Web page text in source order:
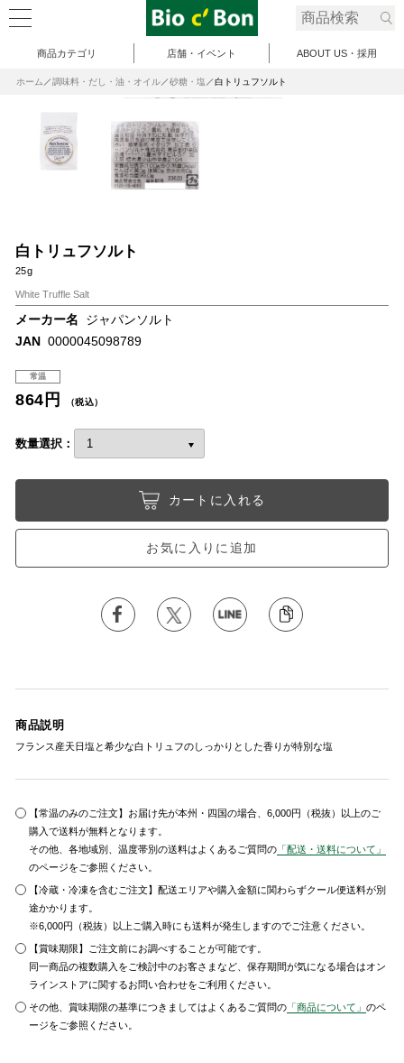
商品カテゴリ 店舗・イベント ABOUT US・採用
ホーム 調味料・だし・油・オイル 砂糖・塩 白トリュフソルト
白トリュフソルト
25g
White Truffle Salt
メーカー名
ジャパンソルト
JAN 0000045098789
常温
864円 （税込）
数量選択：
カートに入れる
お気に入りに追加
商品説明
フランス産天日塩と希少な白トリュフのしっかりとした香りが特別な塩
【常温のみのご注文】お届け先が本州・四国の場合、6,000円（税抜）以上のご
購入で送料が無料となります。
その他、各地域別、温度帯別の送料はよくあるご質問の 「配送・送料について」
のページをご参照ください。
【冷蔵・冷凍を含むご注文】配送エリアや購入金額に関わらずクール便送料が別
途かかります。
※6,000円（税抜）以上ご購入時にも送料が発生しますのでご注意ください。
【賞味期限】ご注文前にお調べすることが可能です。
同一商品の複数購入をご検討中のお客さまなど、保存期間が気になる場合はオン
ラインストアに関するお問い合わせをご利用ください。
その他、賞味期限の基準につきましてはよくあるご質問の 「商品について」のペ
ージをご参照ください。